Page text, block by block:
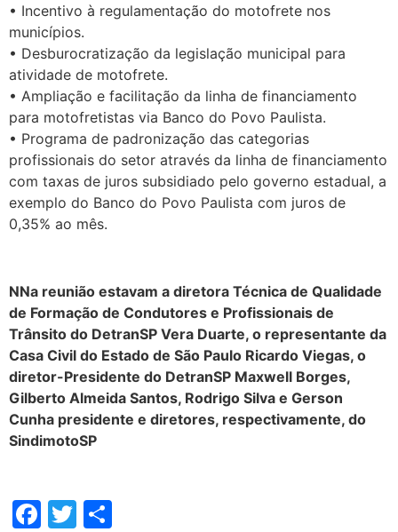
• Incentivo à regulamentação do motofrete nos
municípios.
• Desburocratização da legislação municipal para
atividade de motofrete.
• Ampliação e facilitação da linha de financiamento
para motofretistas via Banco do Povo Paulista.
• Programa de padronização das categorias
profissionais do setor através da linha de financiamento
com taxas de juros subsidiado pelo governo estadual, a
exemplo do Banco do Povo Paulista com juros de
0,35% ao mês.
NNa reunião estavam a diretora Técnica de Qualidade
de Formação de Condutores e Profissionais de
Trânsito do DetranSP Vera Duarte, o representante da
Casa Civil do Estado de São Paulo Ricardo Viegas, o
diretor-Presidente do DetranSP Maxwell Borges,
Gilberto Almeida Santos, Rodrigo Silva e Gerson
Cunha presidente e diretores, respectivamente, do
SindimotoSP
Facebook
Twitter